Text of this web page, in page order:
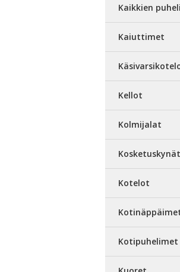
Kaikkien
Kaiuttimet
Kellot
Kolmijalat
Kosketuskynät
Kotelot
Kotipuhelimet